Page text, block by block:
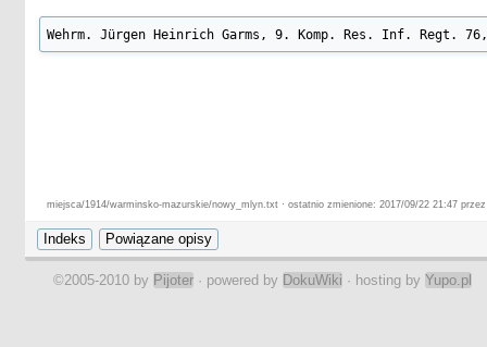
Wehrm. Jürgen Heinrich Garms, 9. Komp. Res. Inf. Regt.
miejsca/1914/warminsko-mazurskie/nowy_mlyn.txt · ostatnio zmienione: 2017/09/22 21:47 przez
©2005-2010 by Pijoter · powered by DokuWiki · hosting by Yupo.pl